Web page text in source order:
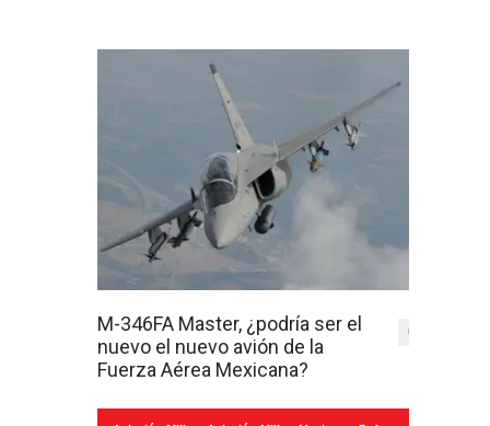
M-346FA Master, ¿podría ser el
nuevo el nuevo avión de la
Fuerza Aérea Mexicana?
0